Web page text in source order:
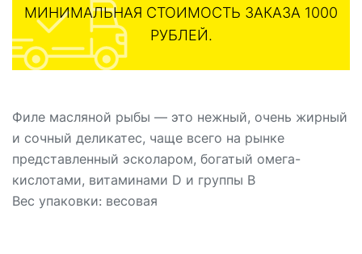
МИНИМАЛЬНАЯ СТОИМОСТЬ ЗАКАЗА 1000
РУБЛЕЙ.
Филе масляной рыбы — это нежный, очень жирный
и сочный деликатес, чаще всего на рынке
представленный эсколаром, богатый омега-
кислотами, витаминами D и группы B
Вес упаковки: весовая